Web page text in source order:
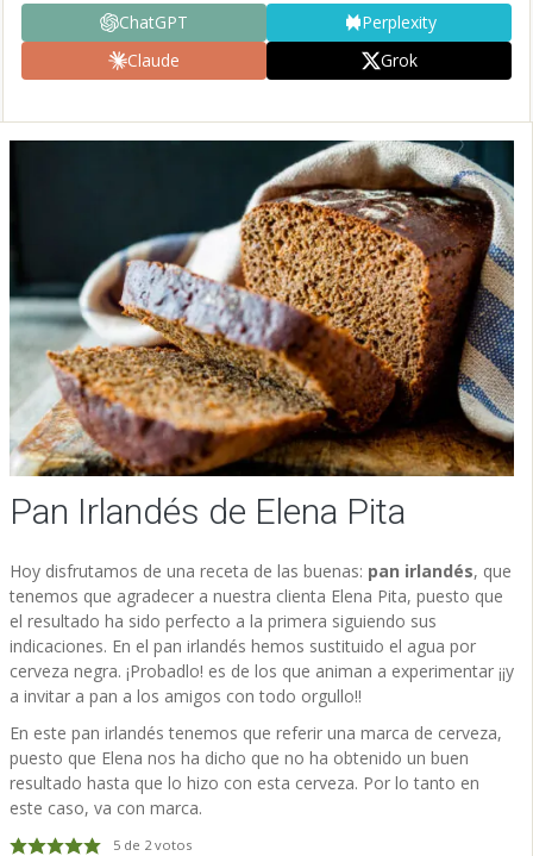
ChatGPT
Perplexity
Claude
Grok
Pan Irlandés de Elena Pita
Hoy disfrutamos de una receta de las buenas: pan irlandés, que
tenemos que agradecer a nuestra clienta Elena Pita, puesto que
el resultado ha sido perfecto a la primera siguiendo sus
indicaciones. En el pan irlandés hemos sustituido el agua por
cerveza negra. ¡Probadlo! es de los que animan a experimentar ¡¡y
a invitar a pan a los amigos con todo orgullo!!
En este pan irlandés tenemos que referir una marca de cerveza,
puesto que Elena nos ha dicho que no ha obtenido un buen
resultado hasta que lo hizo con esta cerveza. Por lo tanto en
este caso, va con marca.
5de 2votos